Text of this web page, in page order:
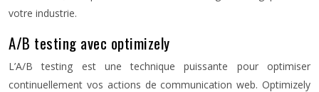
votre industrie.
A/B testing avec optimizely
L’A/B testing est une technique puissante pour optimiser
continuellement vos actions de communication web. Optimizely